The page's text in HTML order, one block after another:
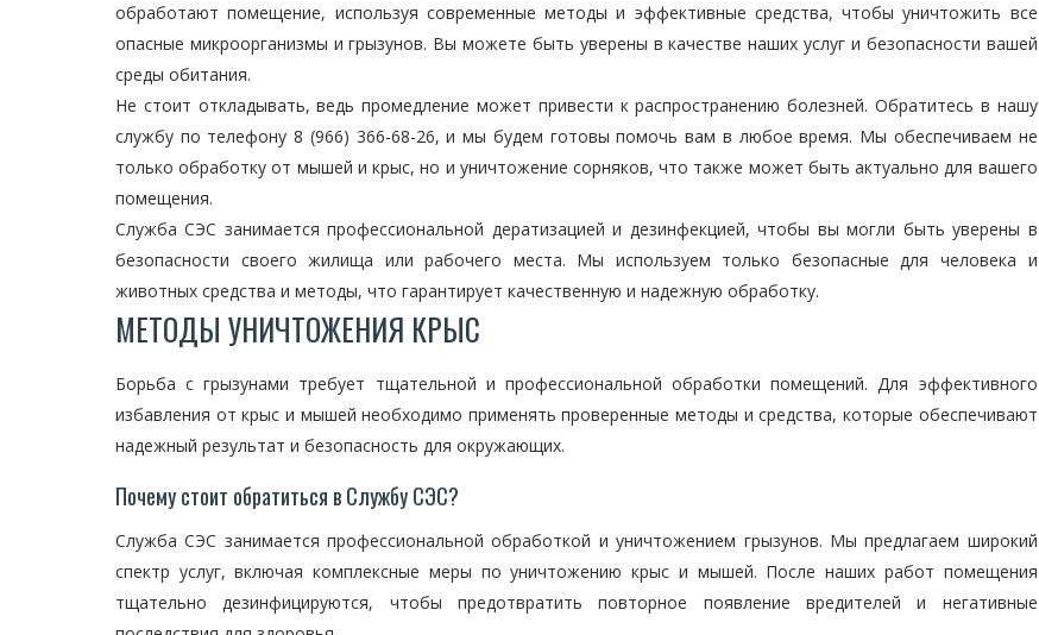
обработают помещение, используя современные методы и эффективные средства, чтобы уничтожить все
опасные микроорганизмы и грызунов. Вы можете быть уверены в качестве наших услуг и безопасности вашей
среды обитания.
Не стоит откладывать, ведь промедление может привести к распространению болезней. Обратитесь в нашу
службу по телефону 8 (966) 366-68-26, и мы будем готовы помочь вам в любое время. Мы обеспечиваем не
только обработку от мышей и крыс, но и уничтожение сорняков, что также может быть актуально для вашего
помещения.
Служба СЭС занимается профессиональной дератизацией и дезинфекцией, чтобы вы могли быть уверены в
безопасности своего жилища или рабочего места. Мы используем только безопасные для человека и
животных средства и методы, что гарантирует качественную и надежную обработку.
МЕТОДЫ УНИЧТОЖЕНИЯ КРЫС
Борьба с грызунами требует тщательной и профессиональной обработки помещений. Для эффективного
избавления от крыс и мышей необходимо применять проверенные методы и средства, которые обеспечивают
надежный результат и безопасность для окружающих.
Почему стоит обратиться в Службу СЭС?
Служба СЭС занимается профессиональной обработкой и уничтожением грызунов. Мы предлагаем широкий
спектр услуг, включая комплексные меры по уничтожению крыс и мышей. После наших работ помещения
тщательно дезинфицируются, чтобы предотвратить повторное появление вредителей и негативные